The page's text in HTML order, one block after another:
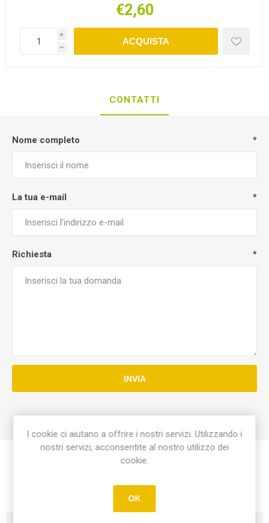
€2,60
i
h
ACQUISTA
CONTATTI
Nome completo *
La tua e-mail *
Richiesta *
INVIA
I cookie ci aiutano a offrire i nostri servizi. Utilizzando i
nostri servizi, acconsentite al nostro utilizzo dei
cookie.
OK